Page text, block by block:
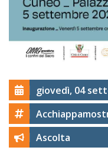
giovedì, 04
Ascolta